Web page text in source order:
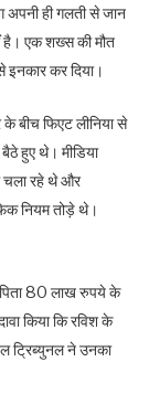
अपनी ही गलती से जान
है। एक शख्स की मौत
इनकार कर दिया।
बीच फिएट लीनिया से
हुए थे। मीडिया
चला रहे थे और
नियम तोड़े थे।
पिता 80 लाख रुपये के
किया कि रविश के
ट्रिब्युनल ने उनका